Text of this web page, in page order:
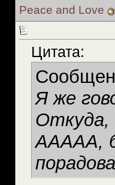
Peace and Love
Цитата:
Я же
Откуда,
ААААА,